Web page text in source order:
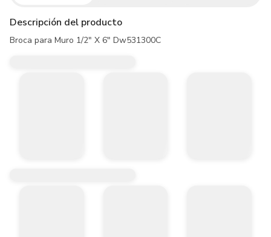
Descripción del producto
Broca para Muro 1/2" X 6" Dw531300C